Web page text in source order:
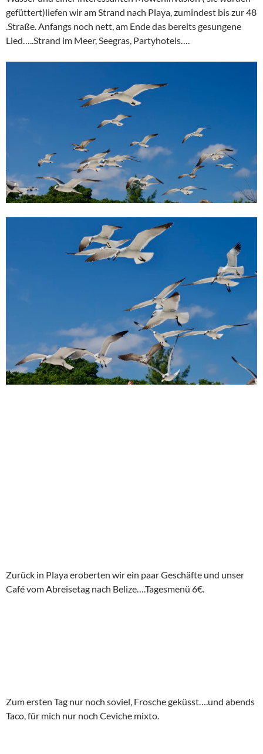
gefüttert)liefen wir am Strand nach Playa, zumindest bis zur 48
.Straße. Anfangs noch nett, am Ende das bereits gesungene
Lied…..Strand im Meer, Seegras, Partyhotels….
Zurück in Playa eroberten wir ein paar Geschäfte und unser
Café vom Abreisetag nach Belize….Tagesmenü 6€.
Zum ersten Tag nur noch soviel, Frosche geküsst….und abends
Taco, für mich nur noch Ceviche mixto.